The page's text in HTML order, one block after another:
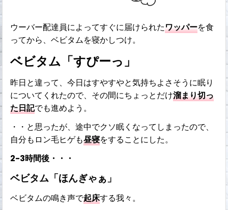
ウーバー配達員によってすぐに届けられたワッパーを食
ってから、ベビタムを寝かしつけ。
ベビタム「すぴーっ」
昨日と違って、今日はすやすやと気持ちよさそうに眠り
についてくれたので、その間にちょっとだけ溜まり切っ
た日記でも進めよう。
・・と思ったが、途中でクソ眠くなってしまったので、
自分もロン毛ヒゲも昼寝をすることにした。
2-3時間後・・・
ベビタム「ほんぎゃぁ」
ベビタムの鳴き声で起床する我々。